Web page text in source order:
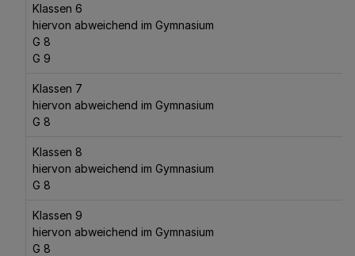
Klassen 6
hiervon abweichend im Gymnasium
G 8
G 9
Klassen 7
hiervon abweichend im Gymnasium
G 8
Klassen 8
hiervon abweichend im Gymnasium
G 8
Klassen 9
hiervon abweichend im Gymnasium
G 8